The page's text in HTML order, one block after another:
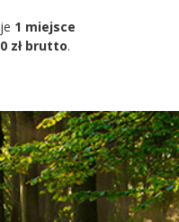
1 miejsce
zł brutto.